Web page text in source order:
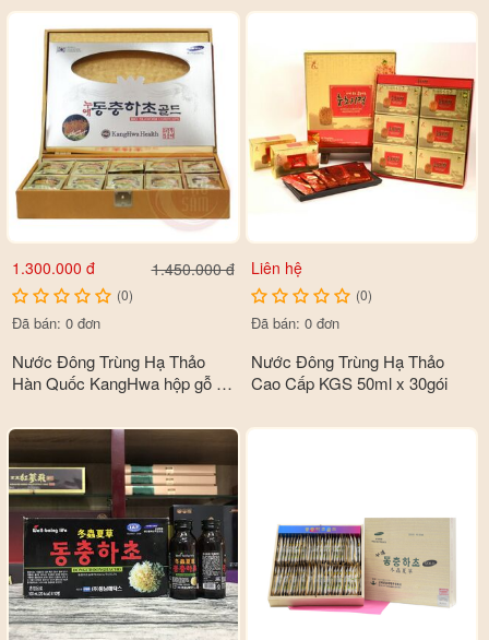
1.300.000 đ 1.450.000 đ
(0)
Đã bán: 0 đơn
Nước Đông Trùng Hạ Thảo
Hàn Quốc KangHwa hộp gỗ 60
Liên hệ
(0)
Đã bán: 0 đơn
Nước Đông Trùng Hạ Thảo
Cao Cấp KGS 50ml x 30gói